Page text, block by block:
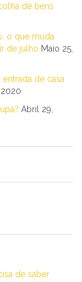
de bens
o que muda
de julho Maio 25,
de casa
2020
Abril 29,
de saber